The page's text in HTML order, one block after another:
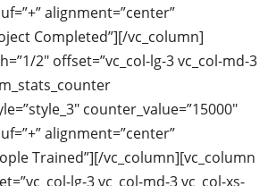
alignment=”center”
Completed”][/vc_column]
2″ offset=”vc_col-lg-3 vc_col-md-3
counter_value=”15000″
alignment=”center”
Trained”][/vc_column][vc_column
lg-3 vc_col-md-3 vc_col-xs-